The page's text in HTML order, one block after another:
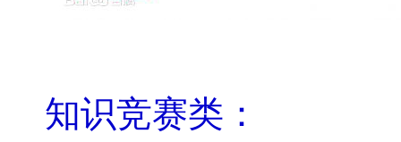
知识竞赛类：